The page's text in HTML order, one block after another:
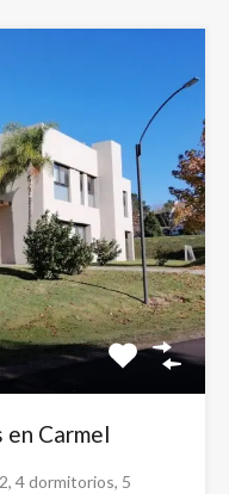
Carmel
4 dormitorios, 5